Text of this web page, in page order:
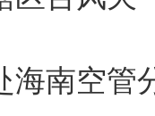
海南空管